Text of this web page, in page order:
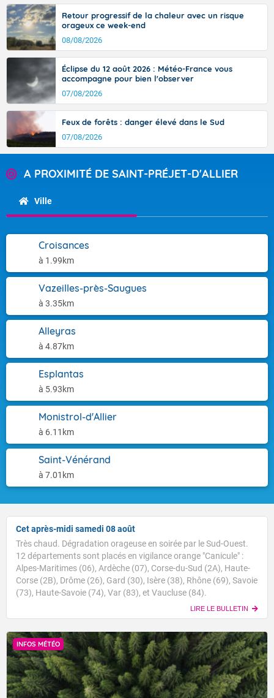
Retour progressif de la chaleur avec un risque
orageux ce week-end
08/08/2026
Éclipse du 12 août 2026 : Météo-France vous
accompagne pour bien l'observer
07/08/2026
Feux de forêts : danger élevé dans le Sud
07/08/2026
A PROXIMITÉ DE SAINT-PRÉJET-D'ALLIER
Ville
Croisances
à 1.99km
Vazeilles-près-Saugues
à 3.35km
Alleyras
à 4.87km
Esplantas
à 5.93km
Monistrol-d'Allier
à 6.11km
Saint-Vénérand
à 7.01km
Cet après-midi samedi 08 août
Très chaud. Dégradation orageuse en soirée par le Sud-Ouest.
12 départements sont placés en vigilance orange "Canicule" :
Alpes-Maritimes (06), Ardèche (07), Corse-du-Sud (2A), Haute-
Corse (2B), Drôme (26), Gard (30), Isère (38), Rhône (69), Savoie
(73), Haute-Savoie (74), Var (83), et Vaucluse (84).
LIRE LE BULLETIN
INFOS MÉTÉO